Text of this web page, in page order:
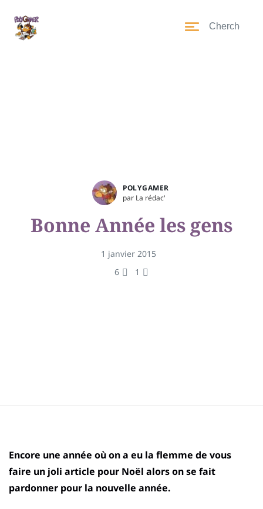
POLYGAMER
par La rédac'
Bonne Année les gens
1 janvier 2015
6
1
Encore une année où on a eu la flemme de vous
faire un joli article pour Noël alors on se fait
pardonner pour la nouvelle année.